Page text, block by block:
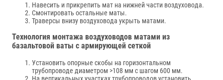
Навесить и прикрепить мат на нижней части воздуховода.
Смонтировать остальные маты.
Траверсы внизу воздуховода укрыть матами.
Технология монтажа воздуховодов матами из
базальтовой ваты с армирующей сеткой
Установить опорные скобы на горизонтальном
трубопроводе диаметром >108 мм с шагом 600 мм.
На вертикальных участках трубопроводов установить